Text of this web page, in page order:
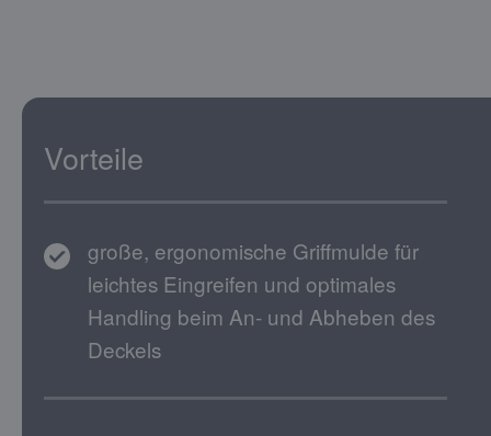
Vorteile
große, ergonomische Griffmulde für
leichtes Eingreifen und optimales
Handling beim An- und Abheben des
Deckels